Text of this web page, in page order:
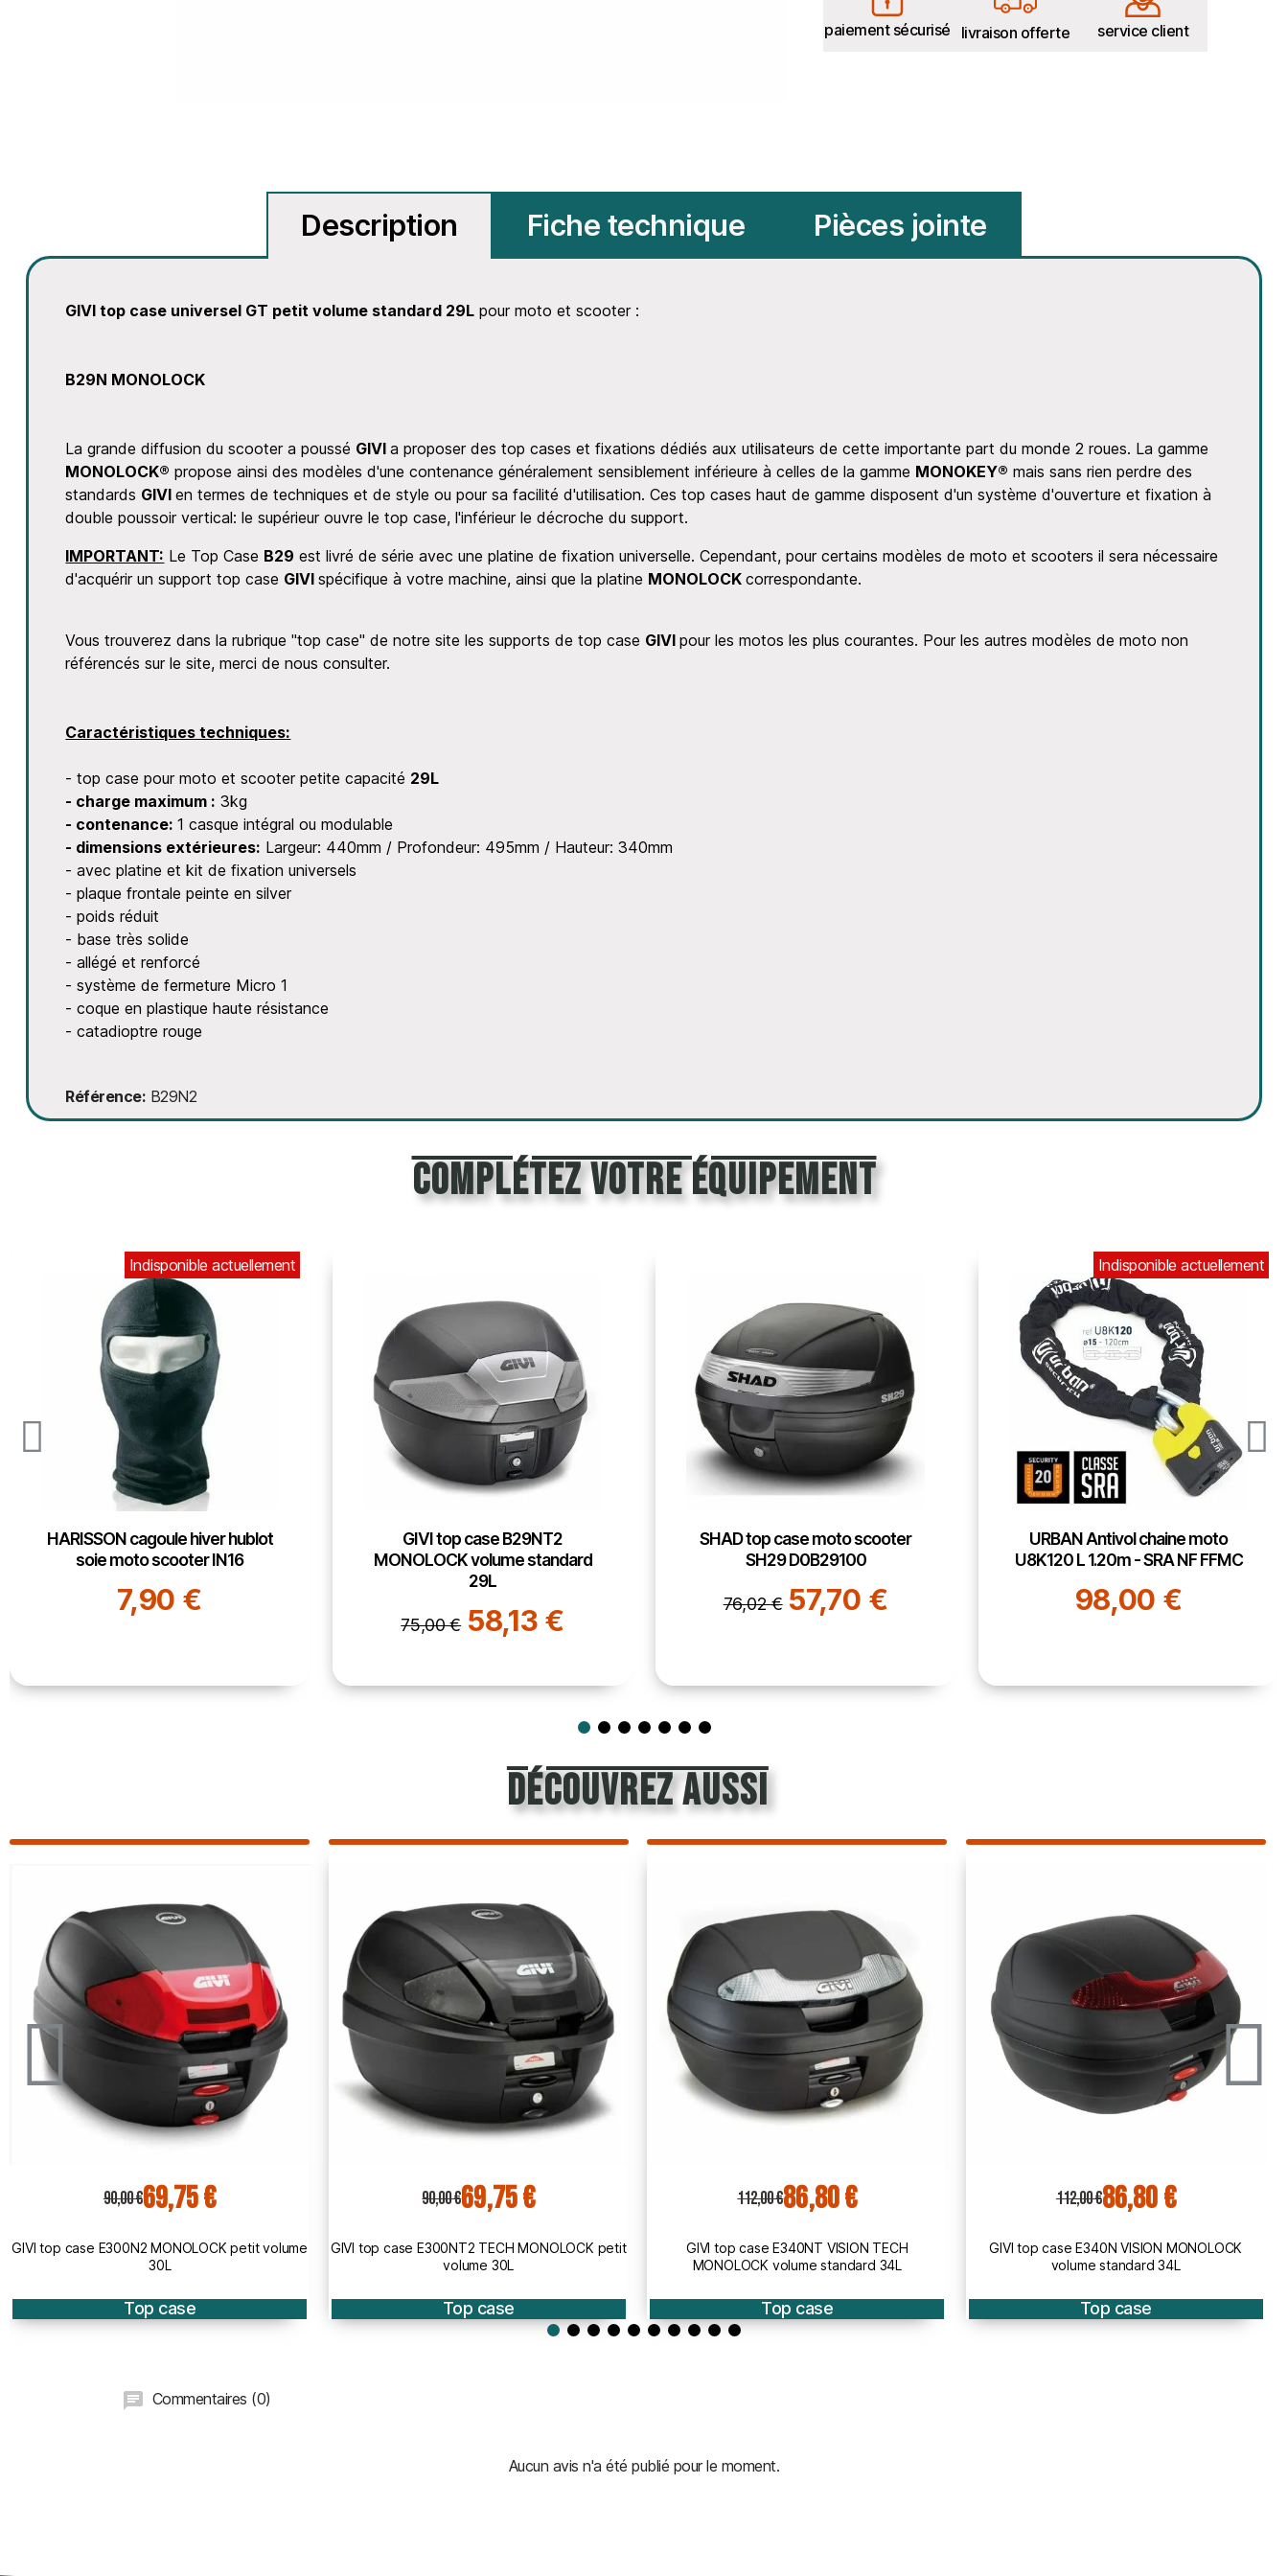
paiement sécurisé livraison offerte service client
Description Fiche technique Pièces jointe
GIVI top case universel GT petit volume standard 29L pour moto et scooter :
B29N MONOLOCK
La grande diffusion du scooter a poussé GIVIa proposer des top cases et fixations dédiés aux utilisateurs de cette importante part du monde 2 roues. La gamme
MONOLOCK® propose ainsi des modèles d'une contenance généralement sensiblement inférieure à celles de la gamme MONOKEY® mais sans rien perdre des
standards GIVIen termes de techniques et de style ou pour sa facilité d'utilisation. Ces top cases haut de gamme disposent d'un système d'ouverture et fixation à
double poussoir vertical: le supérieur ouvre le top case, l'inférieur le décroche du support.
IMPORTANT: Le Top Case B29 est livré de série avec une platine de fixation universelle. Cependant, pour certains modèles de moto et scooters il sera nécessaire
d'acquérir un support top case GIVIspécifique à votre machine, ainsi que la platine MONOLOCKcorrespondante.
Vous trouverez dans la rubrique "top case" de notre site les supports de top case GIVIpour les motos les plus courantes. Pour les autres modèles de moto non
référencés sur le site, merci de nous consulter.
Caractéristiques techniques:
- top case pour moto et scooter petite capacité 29L
- charge maximum : 3kg
- contenance:1 casque intégral ou modulable
- dimensions extérieures: Largeur: 440mm / Profondeur: 495mm / Hauteur: 340mm
- avec platine et kit de fixation universels
- plaque frontale peinte en silver
- poids réduit
- base très solide
- allégé et renforcé
- système de fermeture Micro 1
- coque en plastique haute résistance
- catadioptre rouge
Référence B29N2
Complétez votre équipement
GIVI top case B29NT2
MONOLOCK volume standard
58,13 €
SHAD top case moto scooter
SH29 D0B29100
URBAN Antivol chaine moto
U8K120 L 1.20m - SRA NF FFMC
98,00 €
Indisponible actuellement
GIVI sacoche de réservoir EA116
avec base pour moto Honda NC
52,70 €
découvrez aussi
90,00 €69,75 €
GIVI top case E300NT2 TECH MONOLOCK petit
volume 30L
Top case
112,00 €86,80 €
GIVI top case E340NT VISION TECH
MONOLOCK volume standard 34L
Top case
112,00 €86,80 €
GIVI top case E340N VISION MONOLOCK
volume standard 34L
Top case
152,00 €117,80 €
GIVI top case B360N2 MONOLOCK volume
standard 36L
Top case
Commentaires (0)
Aucun avis n'a été publié pour le moment.